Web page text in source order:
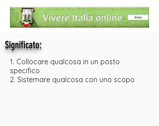
Significato:
1. Collocare qualcosa in un posto
specifico
2. Sistemare qualcosa con uno scopo